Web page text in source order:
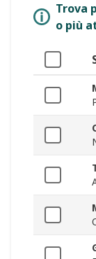
Trova
o più